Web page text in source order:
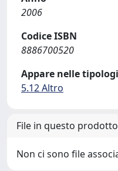
2006
Codice ISBN
8886700520
Appare nelle
5.12 Altro
File in questo
Non ci sono file